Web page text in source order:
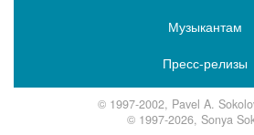
Музыкантам
Пресс-релизы
© 1997-2002, Pavel A.
© 1997-2026, Sonya